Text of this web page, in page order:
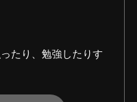
たり、勉強したりす